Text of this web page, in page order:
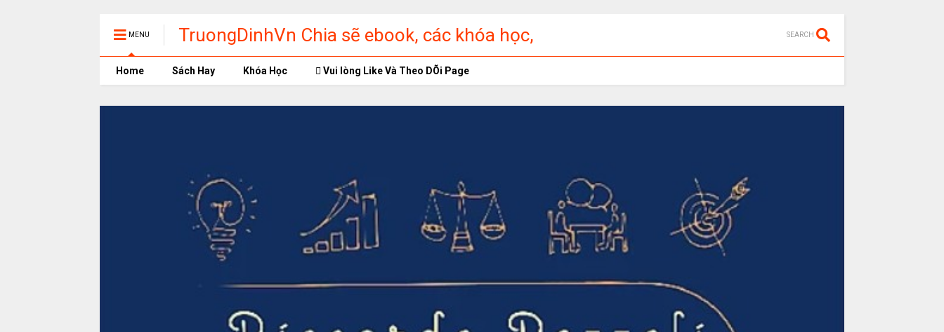
MENU
TruongDinhVn Chia sẽ ebook, các khóa học,
phần mềm học tập miễn phí
SEARCH
Home Sách Hay Khóa Học Vui lòng Like Và Theo DÕi Page